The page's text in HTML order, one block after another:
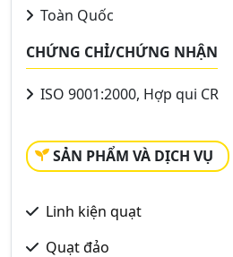
Toàn Quốc
CHỨNG CHỈ/CHỨNG NHẬN
ISO 9001:2000, Hợp qui CR
SẢN PHẨM VÀ DỊCH VỤ
Linh kiện quạt
Quạt đảo